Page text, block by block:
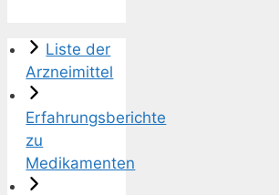
Liste der
Arzneimittel
Erfahrungsberichte
zu
Medikamenten